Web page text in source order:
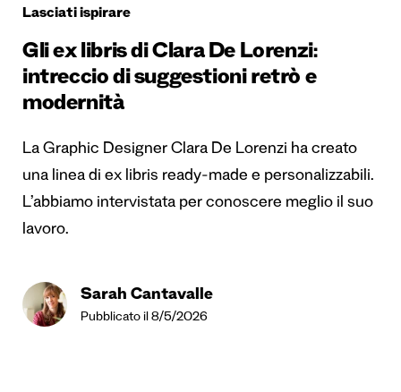
Lasciati ispirare
Gli ex libris di Clara De Lorenzi:
intreccio di suggestioni retrò e
modernità
La Graphic Designer Clara De Lorenzi ha creato
una linea di ex libris ready-made e personalizzabili.
L’abbiamo intervistata per conoscere meglio il suo
lavoro.
Sarah Cantavalle
Pubblicato il 8/5/2026